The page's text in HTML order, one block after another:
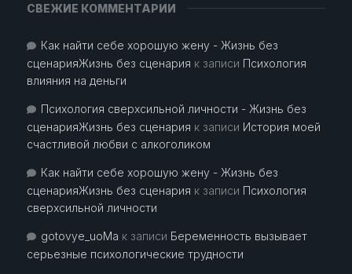
СВЕЖИЕ КОММЕНТАРИИ
Как найти себе хорошую жену - Жизнь без
сценарияЖизнь без сценария к записи Психология
влияния на деньги
Психология сверхсильной личности - Жизнь без
сценарияЖизнь без сценария к записи История моей
счастливой любви с алкоголиком
Как найти себе хорошую жену - Жизнь без
сценарияЖизнь без сценария к записи Психология
сверхсильной личности
gotovye_uoMa к записи Беременность вызывает
серьезные психологические трудности